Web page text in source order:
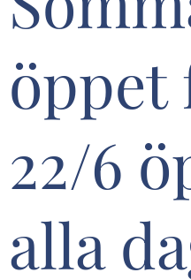
öppet
22/6
alla